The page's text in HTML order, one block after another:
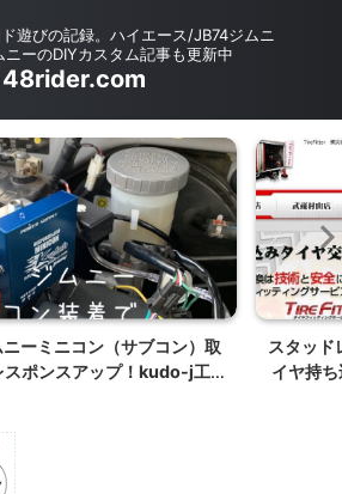
遊びの記録。ハイエース/JB74ジムニ
ーのDIYカスタム記事も更新中
48rider.com
スは保管サービスが楽！ タ
み交換OKのTireFitter 武蔵
JB64/
ケット